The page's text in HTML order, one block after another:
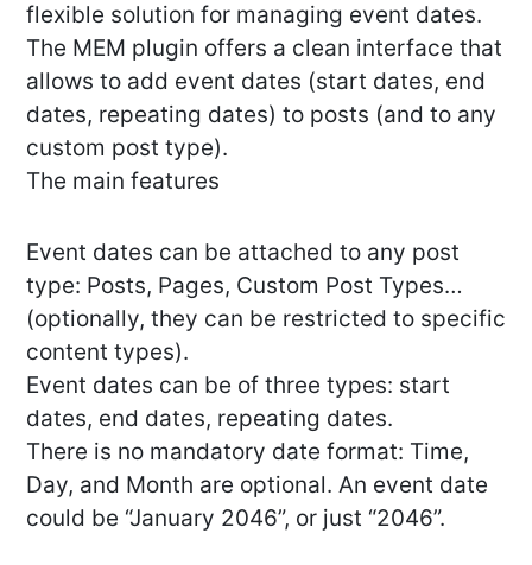
flexible solution for managing event dates.
The MEM plugin offers a clean interface that
allows to add event dates (start dates, end
dates, repeating dates) to posts (and to any
custom post type).
The main features
Event dates can be attached to any post
type: Posts, Pages, Custom Post Types…
(optionally, they can be restricted to specific
content types).
Event dates can be of three types: start
dates, end dates, repeating dates.
There is no mandatory date format: Time,
Day, and Month are optional. An event date
could be “January 2046”, or just “2046”.